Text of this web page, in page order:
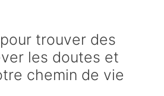
trouver des
les doutes et
chemin de vie